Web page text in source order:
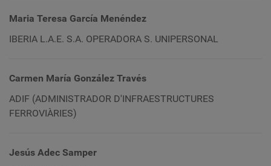
Maria Teresa García Menéndez
IBERIA L.A.E. S.A. OPERADORA S. UNIPERSONAL
Carmen María González Través
ADIF (ADMINISTRADOR D'INFRAESTRUCTURES
FERROVIÀRIES)
Jesús Adec Samper